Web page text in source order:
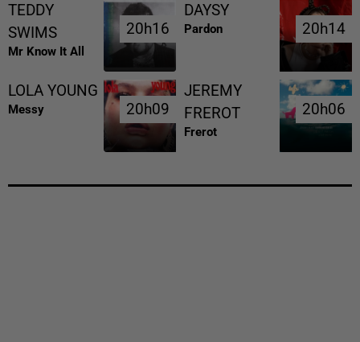
TEDDY
SWIMS
Mr Know It All
20h16
20h16
DAYSY
Pardon 20h14
20h14
LOLA YOUNG
Messy 20h09
20h09
JEREMY
FREROT
Frerot
20h06
20h06